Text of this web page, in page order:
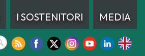
I SOSTENITORI MEDIA